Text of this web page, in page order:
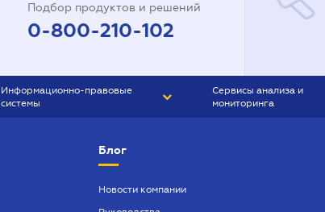
Подбор продуктов и решений
0-800-210-102
Информационно-правовые
системы
Сервисы анализа и
мониторинга
Блог
Новости компании